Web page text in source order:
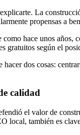
La
propensas a
hace unos
gratuitos según el
dos cosas:
calidad
el valor de
local, también es